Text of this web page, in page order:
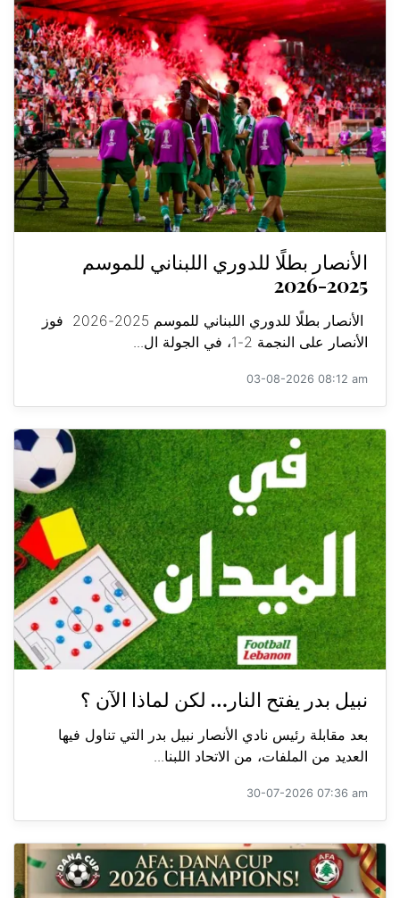
الأنصار بطلًا للدوري اللبناني للموسم
2025-2026
الأنصار بطلًا للدوري اللبناني للموسم 2025-2026 فوز
الأنصار على النجمة 2-1، في الجولة ال...
03-08-2026 08:12 am
نبيل بدر يفتح النار… لكن لماذا الآن ؟
بعد مقابلة رئيس نادي الأنصار نبيل بدر التي تناول فيها
العديد من الملفات، من الاتحاد اللبنا...
30-07-2026 07:36 am